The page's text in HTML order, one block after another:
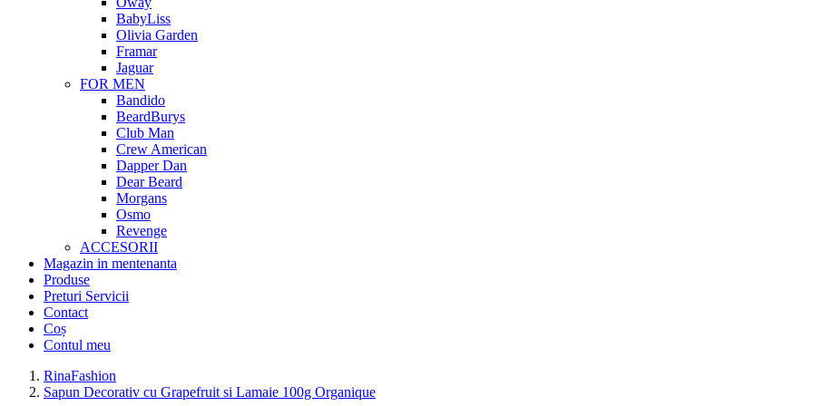
BabyLiss
Olivia Garden
Framar
Jaguar
FOR MEN
Bandido
BeardBurys
Club Man
Crew American
Dapper Dan
Dear Beard
Morgans
Osmo
Revenge
ACCESORII
Magazin in mentenanta
Produse
Preturi Servicii
Contact
Coș
Contul meu
RinaFashion
Sapun Decorativ cu Grapefruit si Lamaie 100g Organique